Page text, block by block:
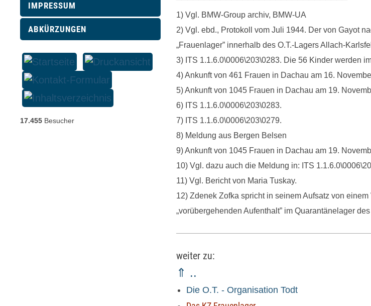
1) Vgl. BMW-Group archiv, BMW-UA
2) Vgl. ebd., Protokoll vom Juli 1944. Der von Gayot
„Frauenlager” innerhalb des O.T.-Lagers Allach-
3) ITS 1.1.6.0\0006\203\0283. Die 56 Kinder werden
4) Ankunft von 461 Frauen in Dachau am 16.
5) Ankunft von 1045 Frauen in Dachau am 19.
6) ITS 1.1.6.0\0006\203\0283.
7) ITS 1.1.6.0\0006\203\0279.
8) Meldung aus Bergen Belsen
9) Ankunft von 1045 Frauen in Dachau am 19.
10) Vgl. dazu auch die Meldung in: ITS
11) Vgl. Bericht von Maria Tuskay.
12) Zdenek Zofka spricht in seinem Aufsatz von
„vorübergehenden Aufenthalt” im Quarantänelager
weiter zu:
⇑ ..
Die O.T. - Organisation Todt
IMPRESSUM
ABKÜRZUNGEN
17.455 Besucher